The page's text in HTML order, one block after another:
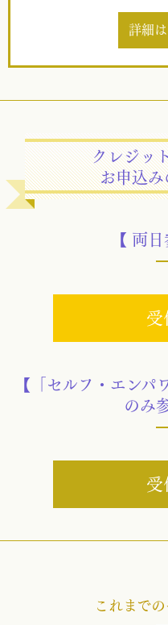
詳細
クレジッ
お申込み
【 両
受
【「セルフ・エンパ
のみ
受
これまで